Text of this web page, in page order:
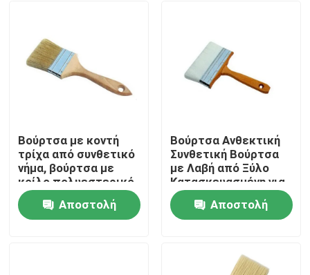
Αρχική Σελίδα
Βούρτσα με κοντή
τρίχα από συνθετικό
νήμα, βούρτσα με
κοίλο πολυεστερικό
νήμα, ιδανική για
βιομηχανικές
εφαρμογές
Αποστολή
Βούρτσα Ανθεκτική
Συνθετική Βούρτσα
με Λαβή από Ξύλο
Κατασκευασμένη για
να Αντέχει σε
Εντατικές Εργασίες
Καθαρισμού και
Αποστολή